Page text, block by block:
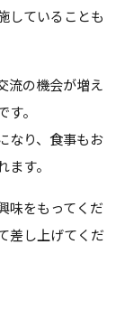
していることも
流の機会が増え
。
なり、食事もお
す。
味をもってくだ
差し上げてくだ